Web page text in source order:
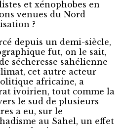
et xénophobes en
venues du Nord
?
depuis un demi-siècle,
fut, on le sait,
sécheresse sahélienne
cet autre acteur
africaine, a
ivoirien, tout comme la
le sud de plusieurs
a eu, sur le
au Sahel, un effet